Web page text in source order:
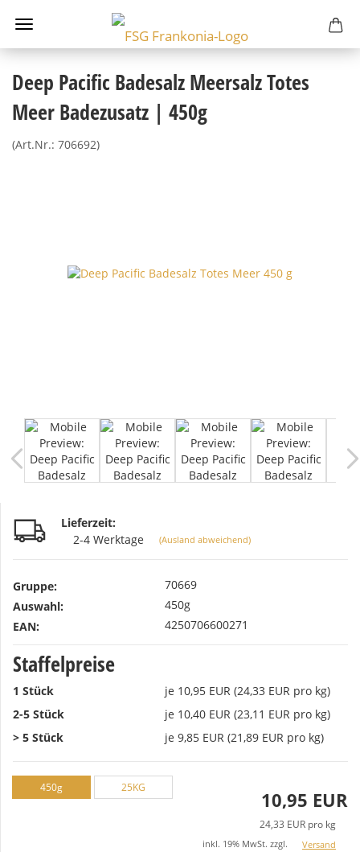
Deep Pacific Badesalz Meersalz Totes
Meer Badezusatz | 450g
(Art.Nr.: 706692)
Lieferzeit:
2-4 Werktage
(Ausland abweichend)
Gruppe:
70669
Auswahl:
450g
EAN:
4250706600271
Staffelpreise
1 Stück
je 10,95 EUR (24,33 EUR pro kg)
2-5 Stück
je 10,40 EUR (23,11 EUR pro kg)
> 5 Stück
je 9,85 EUR (21,89 EUR pro kg)
450g 25KG
10,95 EUR
24,33 EUR pro kg
inkl. 19% MwSt. zzgl.
Versand